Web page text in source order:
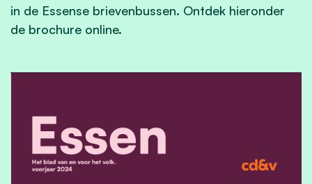
in de Essense brievenbussen. Ontdek hieronder
de brochure online.